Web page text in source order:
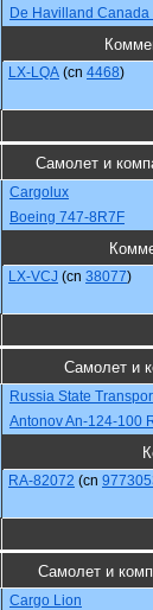
De Havilland
LX-LQA (cn 4468)
Самолет и
Cargolux
Boeing 747-8R7F
LX-VCJ (cn 38077)
Самолет и
Russia State
Antonov An-124-100
RA-82072 (cn
Самолет и
Cargo Lion